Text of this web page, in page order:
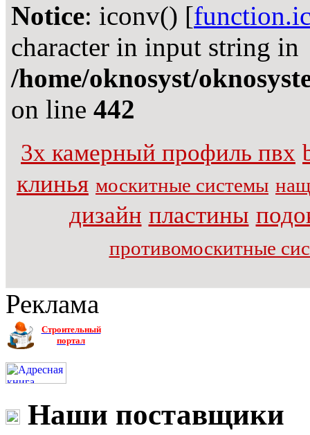
Notice: iconv() [
character in input string in
/home/oknosyst/
on line 442
3х камерный профиль пвх
клинья москитные системы
дизайн пластины
противомоскитные
Реклама
Строительный
портал
Наши поставщики